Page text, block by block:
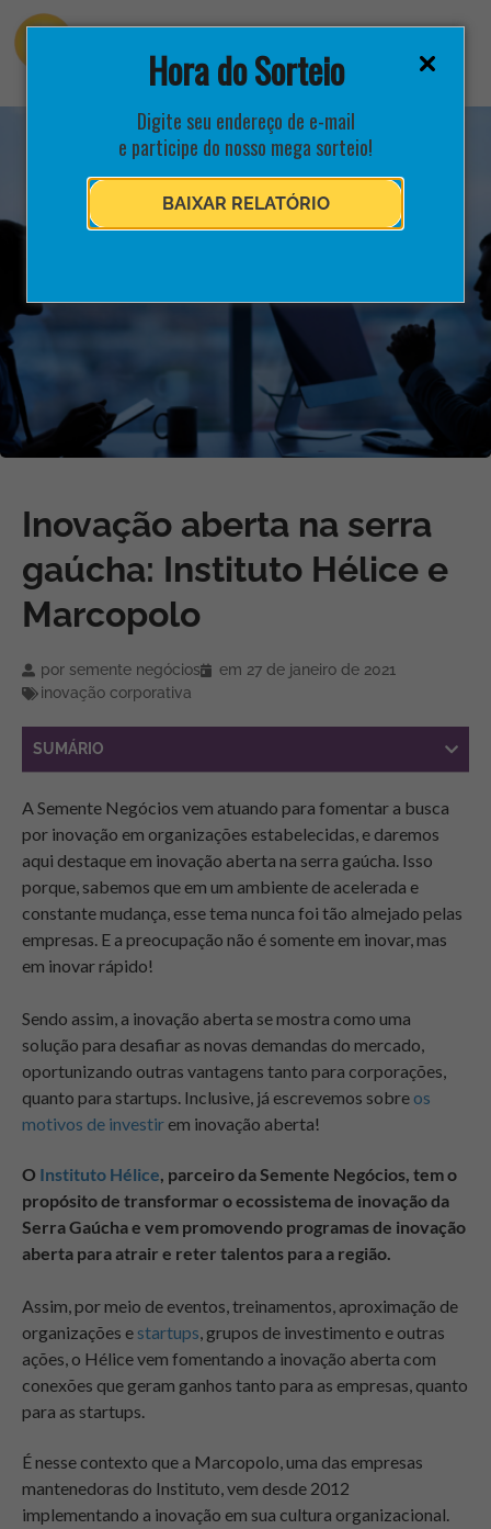
Hora do Sorteio
Digite seu endereço de e-mail
e participe do nosso mega sorteio!
BAIXAR RELATÓRIO
Inovação aberta na serra
gaúcha: Instituto Hélice e
Marcopolo
por semente negócios em 27 de janeiro de 2021
inovação corporativa
SUMÁRIO
A Semente Negócios vem atuando para fomentar a busca
por inovação em organizações estabelecidas, e daremos
aqui destaque em inovação aberta na serra gaúcha. Isso
porque, sabemos que em um ambiente de acelerada e
constante mudança, esse tema nunca foi tão almejado pelas
empresas. E a preocupação não é somente em inovar, mas
em inovar rápido!
Sendo assim, a inovação aberta se mostra como uma
solução para desafiar as novas demandas do mercado,
oportunizando outras vantagens tanto para corporações,
quanto para startups. Inclusive, já escrevemos sobre os
motivos de investir em inovação aberta!
O Instituto Hélice, parceiro da Semente Negócios, tem o
propósito de transformar o ecossistema de inovação da
Serra Gaúcha e vem promovendo programas de inovação
aberta para atrair e reter talentos para a região.
Assim, por meio de eventos, treinamentos, aproximação de
organizações e startups, grupos de investimento e outras
ações, o Hélice vem fomentando a inovação aberta com
conexões que geram ganhos tanto para as empresas, quanto
para as startups.
É nesse contexto que a Marcopolo, uma das empresas
mantenedoras do Instituto, vem desde 2012
implementando a inovação em sua cultura organizacional.